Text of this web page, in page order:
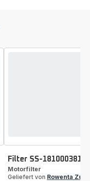
Filter SS-1810003817
Motorfilter
Geliefert von Rowenta